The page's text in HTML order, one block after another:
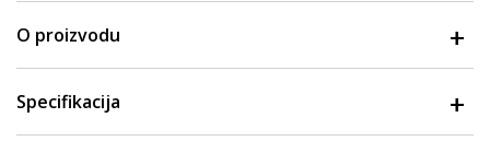
O proizvodu
Specifikacija